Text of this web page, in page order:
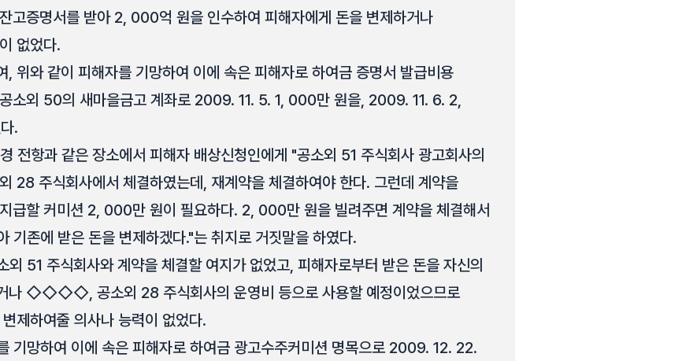
고증명서를 받아 2, 000억 원을 인수하여 피해자에게 돈을 변제하거나
없었다.
, 위와 같이 피해자를 기망하여 이에 속은 피해자로 하여금 증명서 발급비용
소외 50의 새마을금고 계좌로 2009. 11. 5. 1, 000만 원을, 2009. 11. 6. 2,
.
전항과 같은 장소에서 피해자 배상신청인에게 "공소외 51 주식회사 광고회사의
28 주식회사에서 체결하였는데, 재계약을 체결하여야 한다. 그런데 계약을
급할 커미션 2, 000만 원이 필요하다. 2, 000만 원을 빌려주면 계약을 체결해서
기존에 받은 돈을 변제하겠다."는 취지로 거짓말을 하였다.
외 51 주식회사와 계약을 체결할 여지가 없었고, 피해자로부터 받은 돈을 자신의
나 ◇◇◇◇, 공소외 28 주식회사의 운영비 등으로 사용할 예정이었으므로
제하여줄 의사나 능력이 없었다.
기망하여 이에 속은 피해자로 하여금 광고수주커미션 명목으로 2009. 12. 22.